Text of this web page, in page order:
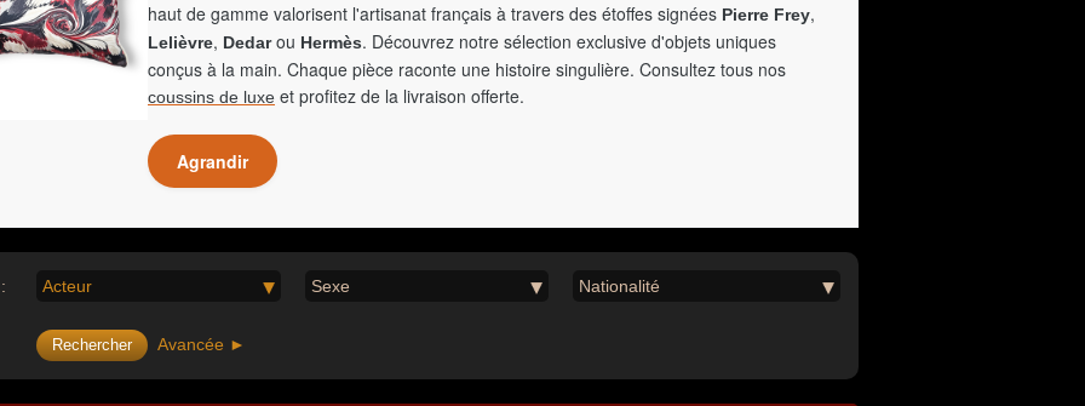
haut de gamme valorisent l'artisanat français à travers des étoffes signées Pierre Frey,
Lelièvre, Dedarou Hermès. Découvrez notre sélection exclusive d'objets uniques
conçus à la main. Chaque pièce raconte une histoire singulière. Consultez tous nos
coussins de luxe et profitez de la livraison offerte.
Agrandir
Acteur Sexe Nationalité
Avancée ►